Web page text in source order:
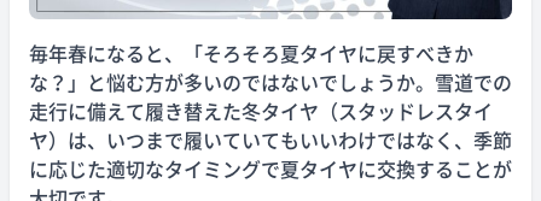
毎年春になると、「そろそろ夏タイヤに戻すべきか
な？」と悩む方が多いのではないでしょうか。雪道での
走行に備えて履き替えた冬タイヤ（スタッドレスタイ
ヤ）は、いつまで履いていてもいいわけではなく、季節
に応じた適切なタイミングで夏タイヤに交換することが